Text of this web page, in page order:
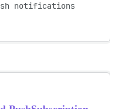
notifications